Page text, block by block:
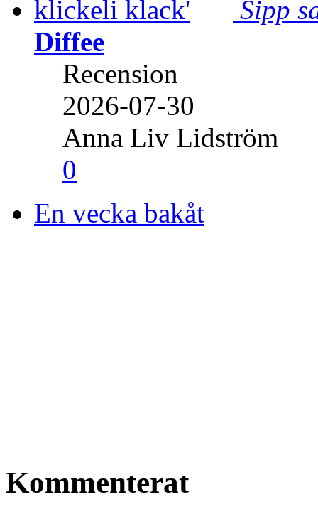
Sipp
Diffee
Recension
2026-07-30
Anna Liv Lidström
0
En vecka bakåt
Kommenterat